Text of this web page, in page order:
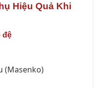
Hiệu Quả Khi
đệ
(Masenko)